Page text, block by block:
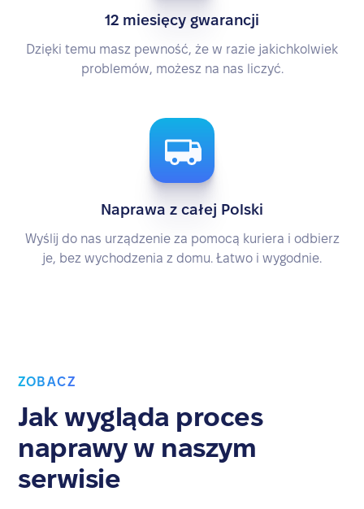
12 miesięcy gwarancji
Dzięki temu masz pewność, że w razie jakichkolwiek
problemów, możesz na nas liczyć.
Naprawa z całej Polski
Wyślij do nas urządzenie za pomocą kuriera i odbierz
je, bez wychodzenia z domu. Łatwo i wygodnie.
ZOBACZ
Jak wygląda proces
naprawy w naszym
serwisie